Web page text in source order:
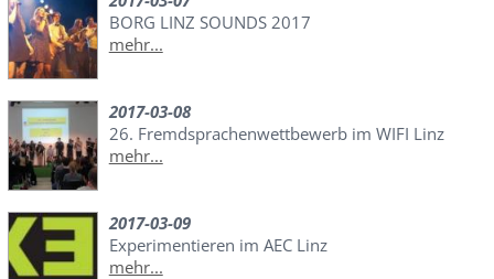
BORG LINZ SOUNDS 2017
mehr...
2017-03-08
26. Fremdsprachenwettbewerb im WIFI Linz
mehr...
2017-03-09
Experimentieren im AEC Linz
mehr...